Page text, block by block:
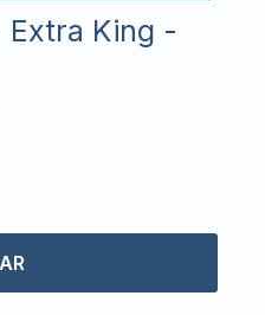
Extra King -